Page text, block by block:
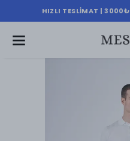
HIZLI TESLIMAT | 3000₺